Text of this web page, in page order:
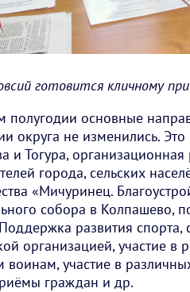
готовится кличному
полугодии основные
округа не изменились.
и Тогура,
города, сельских
«Мичуринец.
собора в Колпашево,
развития спорта,
организацией, участие в
воинам, участие в
граждан и др.